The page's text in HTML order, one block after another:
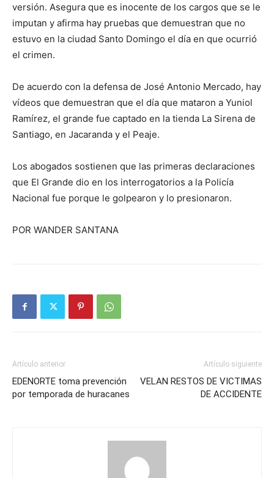
versión. Asegura que es inocente de los cargos que se le
imputan y afirma hay pruebas que demuestran que no
estuvo en la ciudad Santo Domingo el día en que ocurrió
el crimen.
De acuerdo con la defensa de José Antonio Mercado, hay
vídeos que demuestran que el día que mataron a Yuniol
Ramírez, el grande fue captado en la tienda La Sirena de
Santiago, en Jacaranda y el Peaje.
Los abogados sostienen que las primeras declaraciones
que El Grande dio en los interrogatorios a la Policía
Nacional fue porque le golpearon y lo presionaron.
POR WANDER SANTANA
Artículo anterior
EDENORTE toma prevención
por temporada de huracanes
Artículo siguiente
VELAN RESTOS DE VICTIMAS
DE ACCIDENTE